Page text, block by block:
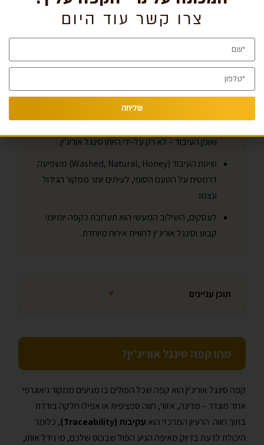
זמן קריאה: 5 דקות
סינגל אוריג'ין מציע ייחודיות וטעמים מורכבים הקשורים
למקור גידול ספציפי, בעוד תערובת נועדה לספק
ואופן העיבוד – לא רק על-ידי היותו סינגל אוריג'ין.
שיטת העיבוד (Washed, Natural, Honey) משפיעה
דרמטית על הטעם הסופי, לעיתים יותר ממקור הגידול
עצמו.
לעסקים, השילוב המעשי הוא תערובת כקפה יומיומי
קבוע וסינגל אוריג'ין לחוויית אירוח מיוחדת.
תוכן עניינים ▼
מהו קפה סינגל אוריג'ין?
קפה סינגל אוריג'ין הוא קפה שכל הפולים בו מגיעים ממקור גיאוגרפי
אחד מוגדר – מדינה, אזור, חווה ספציפית או אפילו חלקה בודדת
בתוך חווה. הרעיון המרכזי הוא עקיבות (Traceability)
, כלומר
היכולת לדעת בדיוק מאיפה הגיע הפול שבכוס שלכם, מי גידל אותו,
צרו קשר עוד היום
שליחה